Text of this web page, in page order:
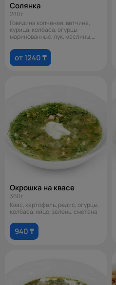
Солянка
280 г
Говядина копченая, ветчина,
курица, колбаса, огурцы
маринованные, лук, маслины,
от 1240 ₸
Окрошка на квасе
360 г
Квас, картофель, редис, огурцы,
колбаса, яйцо, зелень, сметана
940 ₸